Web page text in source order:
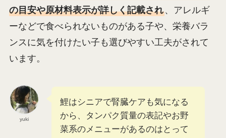
の目安や原材料表示が詳しく記載され、アレルギ
ーなどで食べられないものがある子や、栄養バラ
ンスに気を付けたい子も選びやすい工夫がされて
います。
yuki
鯉はシニアで腎臓ケアも気になる
から、タンパク質量の表記やお野
菜系のメニューがあるのはとって